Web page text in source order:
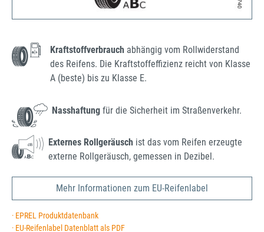
Kraftstoffverbrauch abhängig vom Rollwiderstand
des Reifens. Die Kraftstoffeffizienz reicht von Klasse
A (beste) bis zu Klasse E.
Nasshaftung für die Sicherheit im Straßenverkehr.
Externes Rollgeräusch ist das vom Reifen erzeugte
externe Rollgeräusch, gemessen in Dezibel.
Mehr Informationen zum EU-Reifenlabel
· EPREL Produktdatenbank
· EU-Reifenlabel Datenblatt als PDF